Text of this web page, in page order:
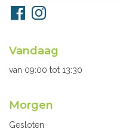
mail
Volg
ons
FacebookInstagram
Openingsuren
secretariaat
Vandaag
van 09:00 tot 13:30
Morgen
Gesloten